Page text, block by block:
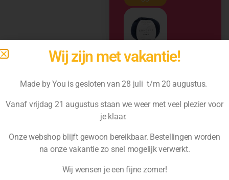
Wij zijn met vakantie!
Made by You is gesloten van 28 juli t/m 20 augustus.
Vanaf vrijdag 21 augustus staan we weer met veel plezier voor
je klaar.
Onze webshop blijft gewoon bereikbaar. Bestellingen worden
na onze vakantie zo snel mogelijk verwerkt.
Wij wensen je een fijne zomer!